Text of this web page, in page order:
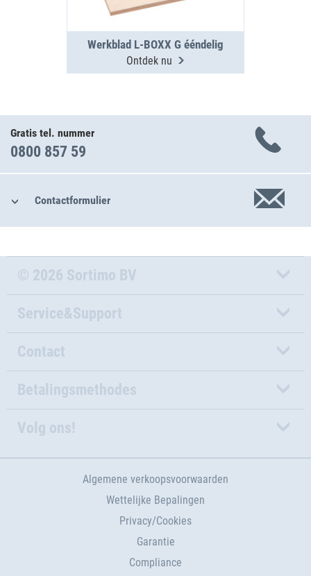
Werkblad L-BOXX G ééndelig
Ontdek nu
Gratis tel. nummer
0800 857 59
Contactformulier
© 2026 Sortimo BV
Service&Support
Contact
Betalingsmethodes
Volg ons!
Algemene verkoopsvoorwaarden
Wettelijke Bepalingen
Privacy/Cookies
Garantie
Compliance